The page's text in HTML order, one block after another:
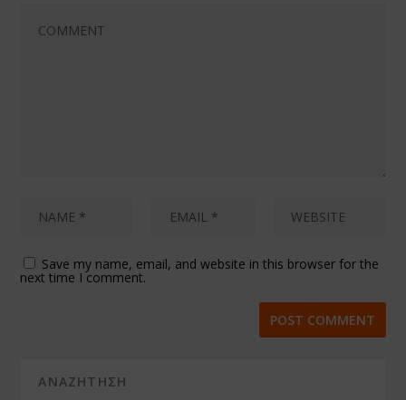
Save my name, email, and website in this browser for the
next time I comment.